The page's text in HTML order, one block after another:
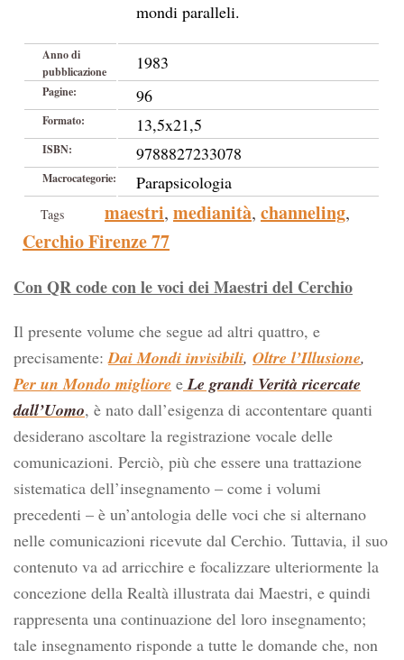
mondi paralleli.
Anno di
pubblicazione
1983
Pagine: 96
Formato: 13,5x21,5
ISBN: 9788827233078
Macrocategorie: Parapsicologia
Tags maestri, medianità, channeling,
Cerchio Firenze 77
Con QR code con le voci dei Maestri del Cerchio
Il presente volume che segue ad altri quattro, e
precisamente:Dai Mondi invisibili, Oltre l’Illusione,
Per un Mondo migliore eLe grandi Verità ricercate
dall’Uomo, è nato dall’esigenza di accontentare quanti
desiderano ascoltare la registrazione vocale delle
comunicazioni. Perciò, più che essere una trattazione
sistematica dell’insegnamento – come i volumi
precedenti – è un’antologia delle voci che si alternano
nelle comunicazioni ricevute dal Cerchio. Tuttavia, il suo
contenuto va ad arricchire e focalizzare ulteriormente la
concezione della Realtà illustrata dai Maestri, e quindi
rappresenta una continuazione del loro insegnamento;
tale insegnamento risponde a tutte le domande che, non